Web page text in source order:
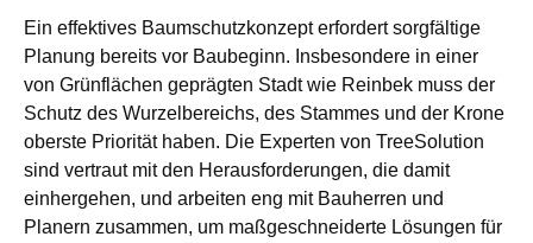
Ein effektives Baumschutzkonzept erfordert sorgfältige
Planung bereits vor Baubeginn. Insbesondere in einer
von Grünflächen geprägten Stadt wie Reinbek muss der
Schutz des Wurzelbereichs, des Stammes und der Krone
oberste Priorität haben. Die Experten von TreeSolution
sind vertraut mit den Herausforderungen, die damit
einhergehen, und arbeiten eng mit Bauherren und
Planern zusammen, um maßgeschneiderte Lösungen für